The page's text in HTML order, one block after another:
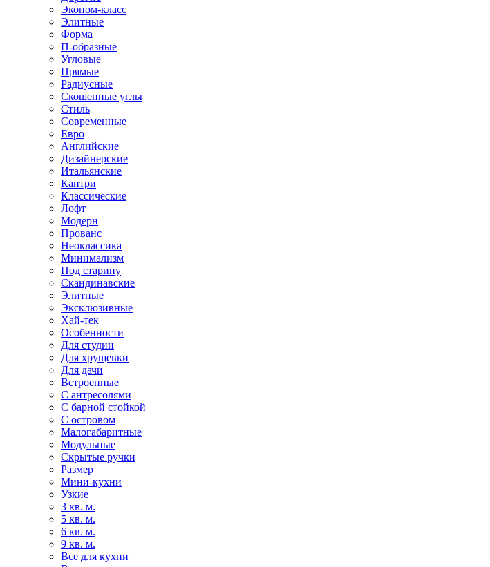
Эконом-класс
Элитные
Форма
П-образные
Угловые
Прямые
Радиусные
Скошенные углы
Стиль
Современные
Евро
Английские
Дизайнерские
Итальянские
Кантри
Классические
Лофт
Модерн
Прованс
Неоклассика
Минимализм
Под старину
Скандинавские
Элитные
Эксклюзивные
Хай-тек
Особенности
Для студии
Для хрущевки
Для дачи
Встроенные
С антресолями
С барной стойкой
С островом
Малогабаритные
Модульные
Скрытые ручки
Размер
Мини-кухни
Узкие
3 кв. м.
5 кв. м.
6 кв. м.
9 кв. м.
Все для кухни